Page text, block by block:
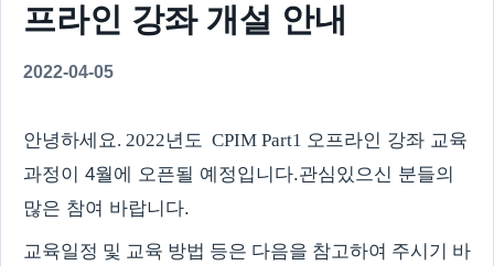
프라인 강좌 개설 안내
2022-04-05
안녕하세요. 2022년도 CPIM Part1 오프라인 강좌 교육
과정이 4월에 오픈될 예정입니다.관심있으신 분들의
많은 참여 바랍니다.
교육일정 및 교육 방법 등은 다음을 참고하여 주시기 바